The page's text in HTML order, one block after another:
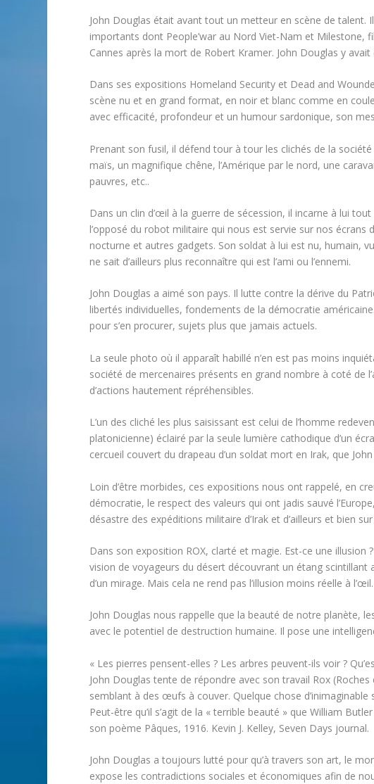
John Douglas était avant tout un metteur en scène de talent.
importants dont People’war au Nord Viet-Nam et Milestone,
Cannes après la mort de Robert Kramer. John Douglas y
Dans ses expositions Homeland Security et Dead and
scène nu et en grand format, en noir et blanc comme en
avec efficacité, profondeur et un humour sardonique, son
Prenant son fusil, il défend tour à tour les clichés de la
maïs, un magnifique chêne, l’Amérique par le nord, une
pauvres, etc..
Dans un clin d’œil à la guerre de sécession, il incarne à lui
l’opposé du robot militaire qui nous est servie sur nos
nocturne et autres gadgets. Son soldat à lui est nu, humain,
ne sait d’ailleurs plus reconnaître qui est l’ami ou l’ennemi.
John Douglas a aimé son pays. Il lutte contre la dérive du
libertés individuelles, fondements de la démocratie
pour s’en procurer, sujets plus que jamais actuels.
La seule photo où il apparaît habillé n’en est pas moins
société de mercenaires présents en grand nombre à coté de
d’actions hautement répréhensibles.
L’un des cliché les plus saisissant est celui de l’homme
platonicienne) éclairé par la seule lumière cathodique d’un
cercueil couvert du drapeau d’un soldat mort en Irak, que
Loin d’être morbides, ces expositions nous ont rappelé, en
démocratie, le respect des valeurs qui ont jadis sauvé
désastre des expéditions militaire d’Irak et d’ailleurs et bien
Dans son exposition ROX, clarté et magie. Est-ce une
vision de voyageurs du désert découvrant un étang scintillant
d’un mirage. Mais cela ne rend pas l’illusion moins réelle à l’œil.
John Douglas nous rappelle que la beauté de notre planète,
avec le potentiel de destruction humaine. Il pose une
« Les pierres pensent-elles ? Les arbres peuvent-ils voir ?
John Douglas tente de répondre avec son travail Rox
semblant à des œufs à couver. Quelque chose
Peut-être qu’il s’agit de la « terrible beauté » que William
son poème Pâques, 1916. Kevin J. Kelley, Seven Days journal.
John Douglas a toujours lutté pour qu’à travers son art, le
expose les contradictions sociales et économiques afin de